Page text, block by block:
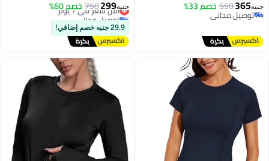
جنيه365
550 خصم 33%
توصيل مجاني
توصيل مجاني
جنيه299
750 خصم 60%أقل سعر في 7 يوم
توصيل مجاني
أقل سعر في 7 يوم
29.9 جنيه خصم إضافي!